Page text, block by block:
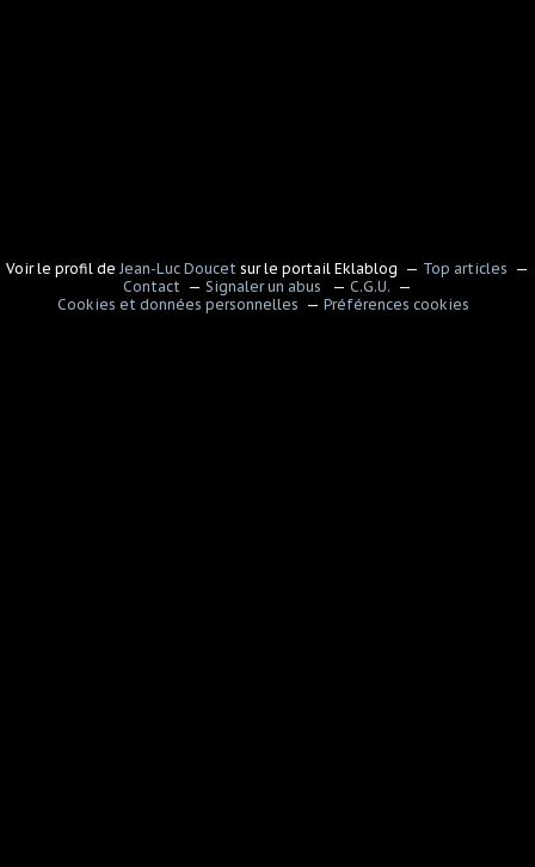
Voir le profil de Jean-Luc Doucet sur le portail Eklablog
Top articles
Contact
Signaler un abus
C.G.U.
Cookies et données personnelles
Préférences cookies